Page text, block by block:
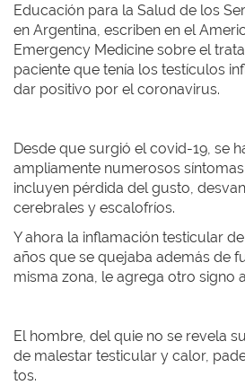
Educación para la Salud de los
en Argentina, escriben en el
Emergency Medicine sobre el
paciente que tenía los testículos
dar positivo por el coronavirus.
Desde que surgió el covid-19, se
ampliamente numerosos
incluyen pérdida del gusto,
cerebrales y escalofríos.
Y ahora la inflamación testicular
años que se quejaba además de
misma zona, le agrega otro signo
El hombre, del quie no se revela
de malestar testicular y calor,
tos.